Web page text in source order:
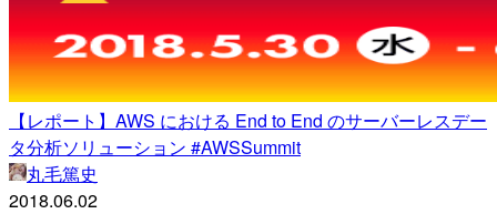
【レポート】AWS における End to End のサーバーレスデー
タ分析ソリューション #AWSSummit
丸毛篤史
2018.06.02